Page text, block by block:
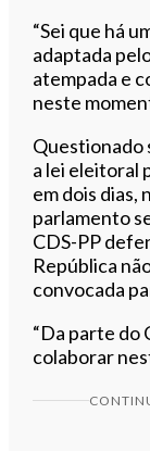
“Sei que há
adaptada
atempada e
neste
Questionado
a lei eleitoral
em dois dias,
parlamento
CDS-PP
República
convocada
“Da parte do
colaborar